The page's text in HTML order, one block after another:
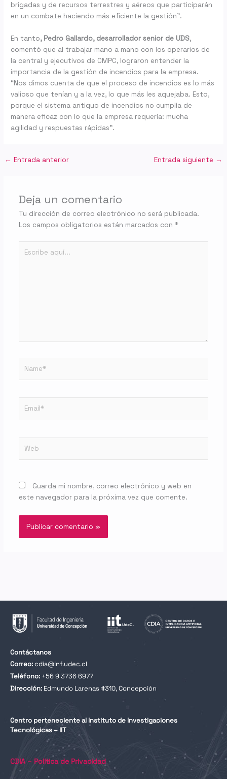
brigadas y de recursos terrestres y aéreos que participarán
en un combate haciendo más eficiente la gestión”.
En tanto, Pedro Gallardo, desarrollador senior de UDS,
comentó que al trabajar mano a mano con los operarios de
la central y ejecutivos de CMPC, lograron entender la
importancia de la gestión de incendios para la empresa.
“Nos dimos cuenta de que el proceso de incendios es lo más
valioso que tenían y a la vez, lo que más les aquejaba. Esto,
porque el sistema antiguo de incendios no cumplía de
manera eficaz con lo que la empresa requería: mucha
agilidad y respuestas rápidas”.
← Entrada anterior Entrada siguiente →
Deja un comentario
Tu dirección de correo electrónico no será publicada.
Los campos obligatorios están marcados con *
aquí...
Guarda mi nombre, correo electrónico y web en
este navegador para la próxima vez que comente.
Contáctanos
Correo:cdia@inf.udec.cl
Teléfono: +56 9 3736 6977
Dirección: Edmundo Larenas #310, Concepción
Centro perteneciente al Instituto de Investigaciones
Tecnológicas – IIT
CDIA – Política de Privacidad